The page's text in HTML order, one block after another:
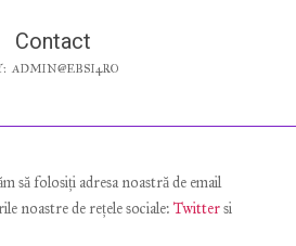
Contact
ADMIN@EBSI4RO
să folosiți adresa noastră de email
noastre de rețele sociale: Twittersi